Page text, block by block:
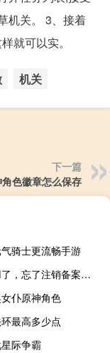
机关。 3、接着
就可以实。
机关
下一篇
角色徽章怎么保存
骑士更流畅手游
域名没用了，忘了注销备案，备案手机没用了，能不能帮忙注销备案
仆原神角色
最高多少点
际争霸